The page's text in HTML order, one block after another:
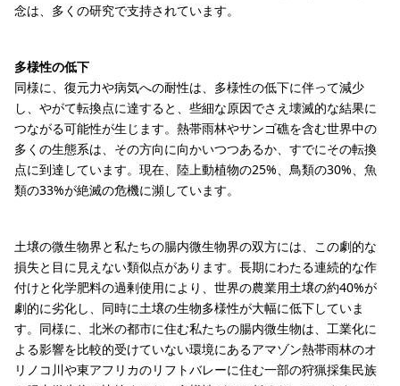
念は、多くの研究で支持されています。
多様性の低下
同様に、復元力や病気への耐性は、多様性の低下に伴って減少
し、やがて転換点に達すると、些細な原因でさえ壊滅的な結果に
つながる可能性が生じます。熱帯雨林やサンゴ礁を含む世界中の
多くの生態系は、その方向に向かいつつあるか、すでにその転換
点に到達しています。現在、陸上動植物の25%、鳥類の30%、魚
類の33%が絶滅の危機に瀕しています。
土壌の微生物界と私たちの腸内微生物界の双方には、この劇的な
損失と目に見えない類似点があります。長期にわたる連続的な作
付けと化学肥料の過剰使用により、世界の農業用土壌の約40%が
劇的に劣化し、同時に土壌の生物多様性が大幅に低下していま
す。同様に、北米の都市に住む私たちの腸内微生物は、工業化に
よる影響を比較的受けていない環境にあるアマゾン熱帯雨林のオ
リノコ川や東アフリカのリフトバレーに住む一部の狩猟採集民族